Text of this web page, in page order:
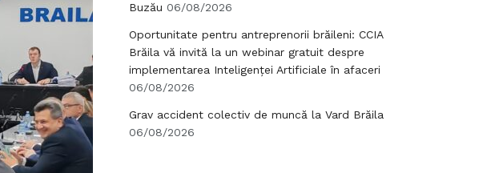
Buzău 06/08/2026
Oportunitate pentru antreprenorii brăileni: CCIA
Brăila vă invită la un webinar gratuit despre
implementarea Inteligenței Artificiale în afaceri
06/08/2026
Grav accident colectiv de muncă la Vard Brăila
06/08/2026